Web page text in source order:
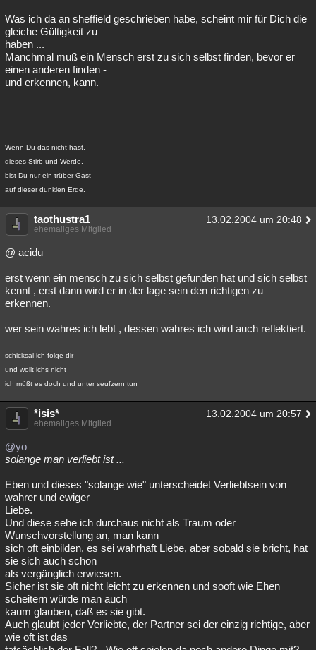
Was ich da an sheffield geschrieben habe, scheint mir für Dich die
gleiche Gültigkeit zu
haben ...
Manchmal muß ein Mensch erst zu sich selbst finden, bevor er
einen anderen finden -
und erkennen, kann.
Wenn Du das nicht hast,
dieses Stirb und Werde,
bist Du nur ein trüber Gast
auf dieser dunklen Erde.
taothustra1 13.02.2004 um 20:48
ehemaliges Mitglied
@ acidu
erst wenn ein mensch zu sich selbst gefunden hat und sich selbst
kennt , erst dann wird er in der lage sein den richtigen zu
erkennen.
wer sein wahres ich lebt , dessen wahres ich wird auch reflektiert.
schicksal ich folge dir
und wollt ichs nicht
ich müßt es doch und unter seufzern tun
*isis* 13.02.2004 um 20:57
ehemaliges Mitglied
@yo
solange man verliebt ist ...
Eben und dieses "solange wie" unterscheidet Verliebtsein von
wahrer und ewiger
Liebe.
Und diese sehe ich durchaus nicht als Traum oder
Wunschvorstellung an, man kann
sich oft einbilden, es sei wahrhaft Liebe, aber sobald sie bricht, hat
sie sich auch schon
als vergänglich erwiesen.
Sicher ist sie oft nicht leicht zu erkennen und sooft wie Ehen
scheitern würde man auch
kaum glauben, daß es sie gibt.
Auch glaubt jeder Verliebte, der Partner sei der einzig richtige, aber
wie oft ist das